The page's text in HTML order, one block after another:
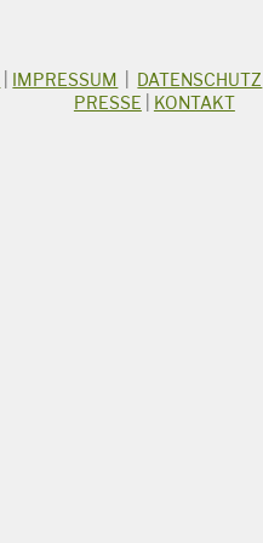
IMPRESSUM DATENSCHUTZ
PRESSE
KONTAKT